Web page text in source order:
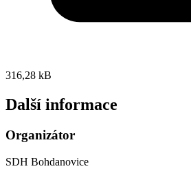
316,28 kB
Další informace
Organizátor
SDH Bohdanovice